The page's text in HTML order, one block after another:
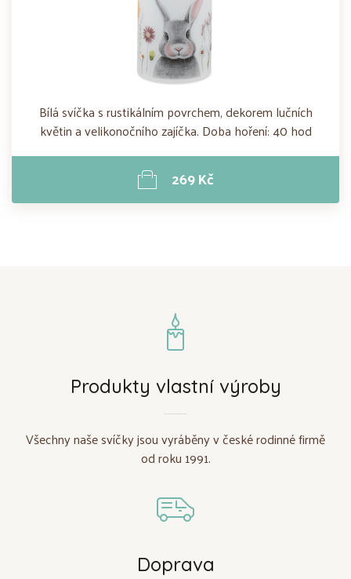
Bílá svíčka s rustikálním povrchem, dekorem lučních
květin a velikonočního zajíčka. Doba hoření: 40 hod
269 Kč
Produkty vlastní výroby
Všechny naše svíčky jsou vyráběny v české rodinné firmě
od roku 1991.
Doprava